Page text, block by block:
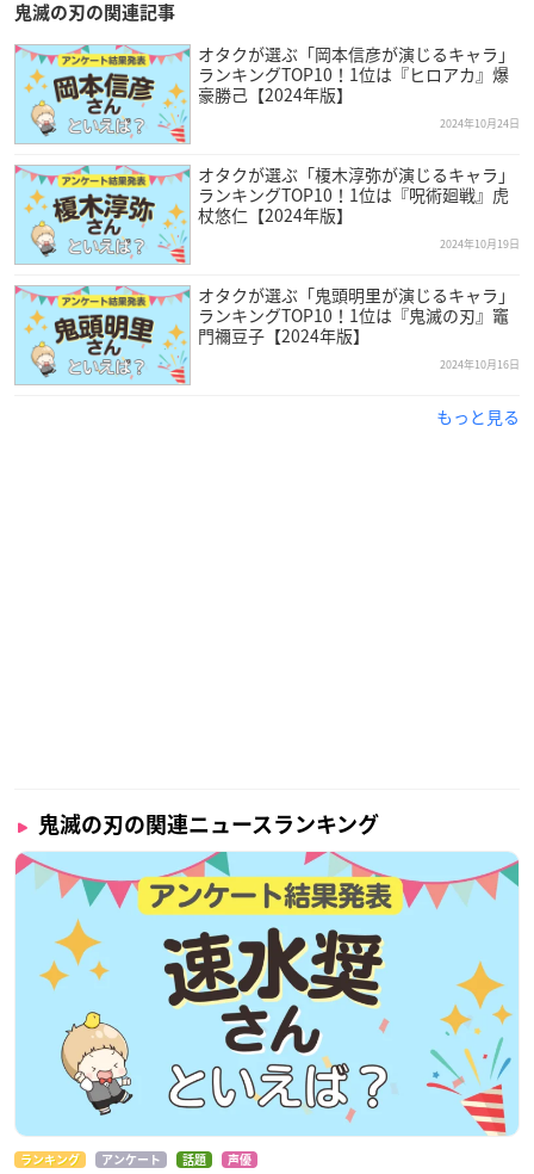
鬼滅の刃の関連記事
オタクが選ぶ「岡本信彦が演じるキャラ」
ランキングTOP10！1位は『ヒロアカ』爆
豪勝己【2024年版】
2024年10月24日
オタクが選ぶ「榎木淳弥が演じるキャラ」
ランキングTOP10！1位は『呪術廻戦』虎
杖悠仁【2024年版】
2024年10月19日
オタクが選ぶ「鬼頭明里が演じるキャラ」
ランキングTOP10！1位は『鬼滅の刃』竈
門禰󠄀豆子【2024年版】
2024年10月16日
もっと見る
鬼滅の刃の関連ニュースランキング
ランキング アンケート 話題 声優